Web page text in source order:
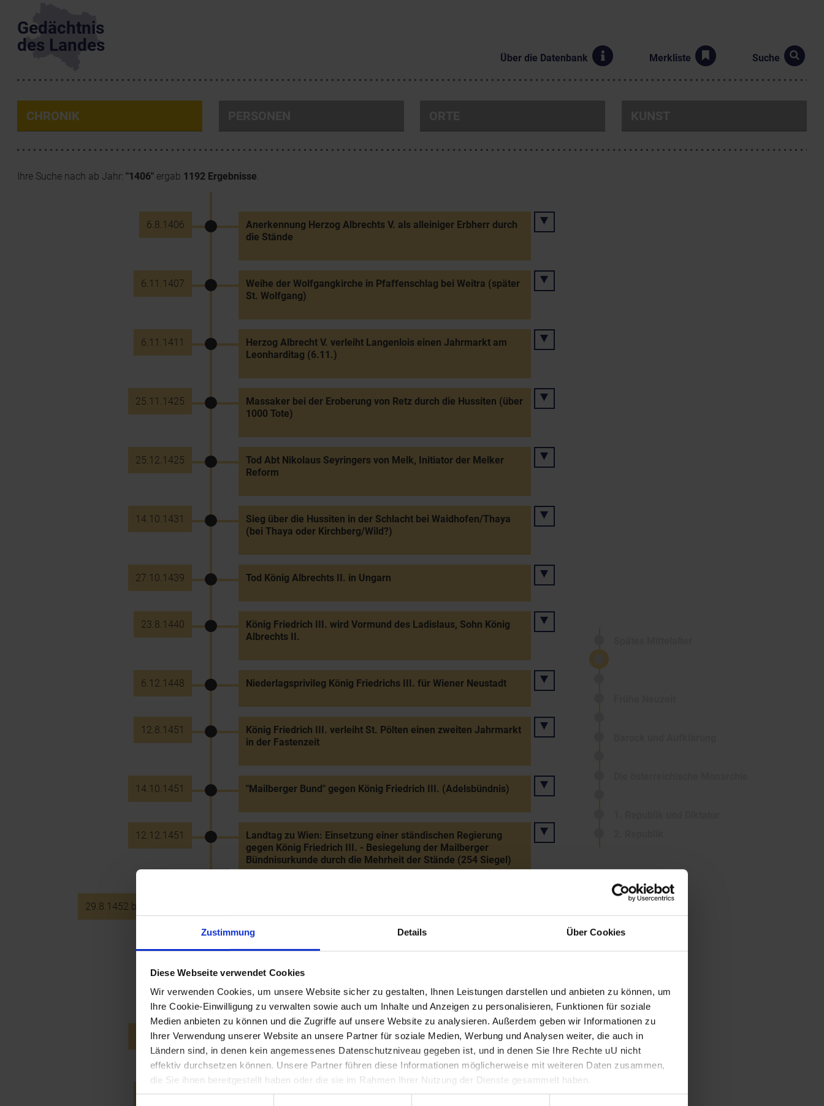
Zustimmung Details Über Cookies
Diese Webseite verwendet Cookies
Wir verwenden Cookies, um unsere Website sicher zu gestalten, Ihnen Leistungen darstellen und anbieten zu können, um
Ihre Cookie-Einwilligung zu verwalten sowie auch um Inhalte und Anzeigen zu personalisieren, Funktionen für soziale
Medien anbieten zu können und die Zugriffe auf unsere Website zu analysieren. Außerdem geben wir Informationen zu
Ihrer Verwendung unserer Website an unsere Partner für soziale Medien, Werbung und Analysen weiter, die auch in
Ländern sind, in denen kein angemessenes Datenschutzniveau gegeben ist, und in denen Sie Ihre Rechte uU nicht
effektiv durchsetzen können. Unsere Partner führen diese Informationen möglicherweise mit weiteren Daten zusammen,
die Sie ihnen bereitgestellt haben oder die sie im Rahmen Ihrer Nutzung der Dienste gesammelt haben.
Gedächtnis
des Landes
Über die Datenbank Merkliste Suche
CHRONIK
Ihre Suche nach ab Jahr: "1406" ergab 1192 Ergebnisse.
6.8.1406
Anerkennung Herzog Albrechts V. als alleiniger Erbherr durch
die Stände
6.11.1407
Weihe der Wolfgangkirche in Pfaffenschlag bei Weitra (später
St. Wolfgang)
6.11.1411
Herzog Albrecht V. verleiht Langenlois einen Jahrmarkt am
Leonharditag (6.11.)
25.11.1425
Massaker bei der Eroberung von Retz durch die Hussiten (über
1000 Tote)
25.12.1425
Tod Abt Nikolaus Seyringers von Melk, Initiator der Melker
Reform
14.10.1431
Sieg über die Hussiten in der Schlacht bei Waidhofen/Thaya
(bei Thaya oder Kirchberg/Wild?)
27.10.1439 Tod König Albrechts II. in Ungarn
23.8.1440
König Friedrich III. wird Vormund des Ladislaus, Sohn König
Albrechts II.
6.12.1448 Niederlagsprivileg König Friedrichs III. für Wiener Neustadt
12.8.1451
König Friedrich III. verleiht St. Pölten einen zweiten Jahrmarkt
in der Fastenzeit
14.10.1451 "Mailberger Bund" gegen König Friedrich III. (Adelsbündnis)
12.12.1451
Landtag zu Wien: Einsetzung einer ständischen Regierung
gegen König Friedrich III. - Besiegelung der Mailberger
Bündnisurkunde durch die Mehrheit der Stände (254 Siegel)
29.8.1452 bis 4.9.1452
österreichische Ständeoppositon - Forderung nach Entlassung
des Ladislaus (Postumus) aus der Vormundschaft
6.9.1452
Feierlicher Einzug des Ladislaus (Postumus) als
österreichischer Landesfürst in Wien
23.11.1457
Tod des Königs Ladislaus in Prag - Erlöschen der
albertinischen Linie der Habsburger
26.9.1459
Verbot der Errichtung weiterer Donau-Ladstätten zwischen